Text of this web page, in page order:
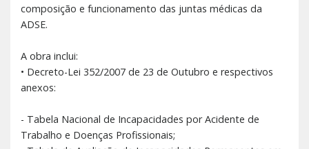
composição e funcionamento das juntas médicas da
ADSE.
A obra inclui:
• Decreto-Lei 352/2007 de 23 de Outubro e respectivos
anexos:
- Tabela Nacional de Incapacidades por Acidente de
Trabalho e Doenças Profissionais;